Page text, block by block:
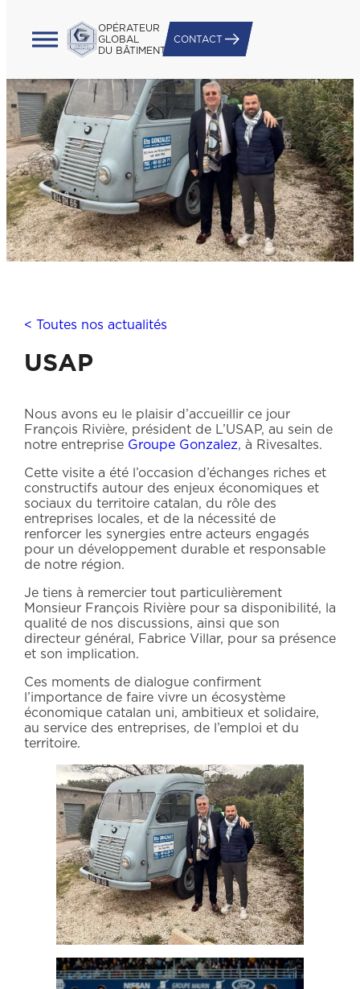
OPÉRATEUR
GLOBAL
DU BÂTIMENT
CONTACT
< Toutes nos actualités
USAP
Nous avons eu le plaisir d’accueillir ce jour
François Rivière, président de L’USAP, au sein de
notre entreprise Groupe Gonzalez, à Rivesaltes.
Cette visite a été l’occasion d’échanges riches et
constructifs autour des enjeux économiques et
sociaux du territoire catalan, du rôle des
entreprises locales, et de la nécessité de
renforcer les synergies entre acteurs engagés
pour un développement durable et responsable
de notre région.
Je tiens à remercier tout particulièrement
Monsieur François Rivière pour sa disponibilité, la
qualité de nos discussions, ainsi que son
directeur général, Fabrice Villar, pour sa présence
et son implication.
Ces moments de dialogue confirment
l’importance de faire vivre un écosystème
économique catalan uni, ambitieux et solidaire,
au service des entreprises, de l’emploi et du
territoire.